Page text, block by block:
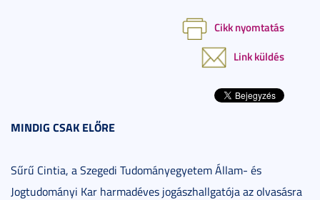
Cikk nyomtatás
Link küldés
MINDIG CSAK ELŐRE
Sűrű Cintia, a Szegedi Tudományegyetem Állam- és
Jogtudományi Kar harmadéves jogászhallgatója az olvasásra